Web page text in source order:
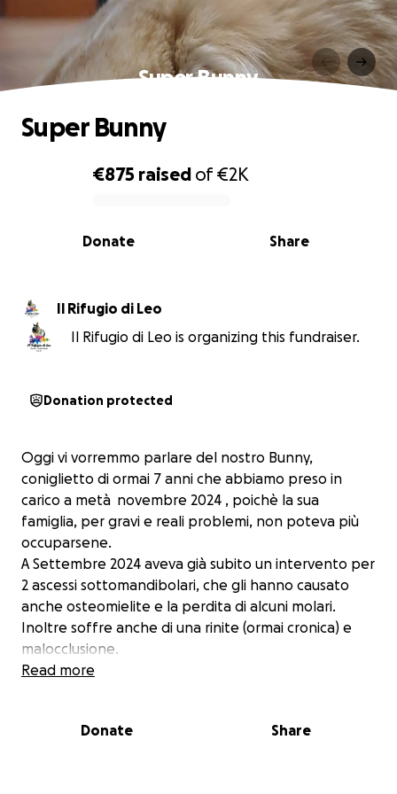
Super Bunny
0% complete
€875 raised of€2K
Share
Donate
Super Bunny
Il Rifugio di Leo
Il Rifugio di Leo is organizing this fundraiser.
Donation protected
Oggi vi vorremmo parlare del nostro Bunny,
coniglietto di ormai 7 anni che abbiamo preso in
carico a metà novembre 2024 , poichè la sua
famiglia, per gravi e reali problemi, non poteva più
occuparsene.
A Settembre 2024 aveva già subito un intervento per
2 ascessi sottomandibolari, che gli hanno causato
anche osteomielite e la perdita di alcuni molari.
Inoltre soffre anche di una rinite (ormai cronica) e
malocclusione.
Quando è arrivato da noi in novembre, è stato
accertamenti e tampone con antibiogramma, per
Read more
Donate Share